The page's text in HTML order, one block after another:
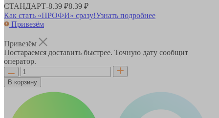
СТАНДАРТ-8.39 ₽8.39 ₽
Как стать «ПРОФИ» сразу!Узнать подробнее
Привезём
Привезём
Постараемся доставить быстрее. Точную дату сообщит
оператор.
В корзину